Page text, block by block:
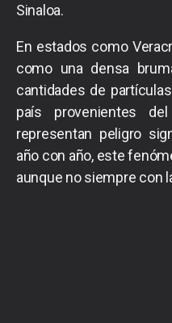
Sinaloa.
En estados como
como una densa
cantidades de
país provenientes
representan peligro
año con año, este
aunque no siempre con